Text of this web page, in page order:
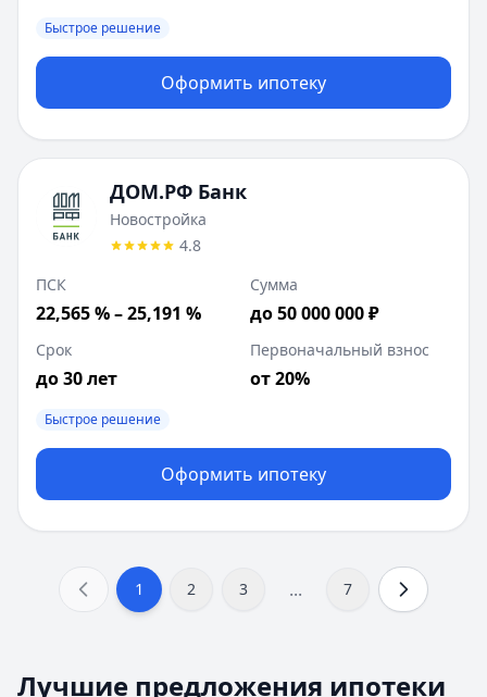
Быстрое решение
Оформить ипотеку
ДОМ.РФ Банк
Новостройка
4.8
ПСК
22,565 % – 25,191 %
Сумма
до 50 000 000 ₽
Срок
до 30 лет
Первоначальный взнос
от 20%
Быстрое решение
Оформить ипотеку
1 2 3 ... 7
Лучшие предложения ипотеки